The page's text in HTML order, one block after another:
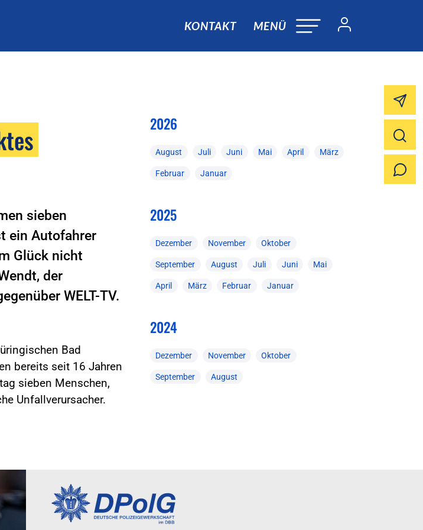
KONTAKT MENÜ
sieben
ein Autofahrer
Glück nicht
der
WELT-TV.
Bad
bereits seit 16 Jahren
sieben Menschen,
Unfallverursacher.
2026
August Juli Juni Mai April März
Februar Januar
2025
Dezember November Oktober
September August Juli Juni Mai
April März Februar Januar
2024
Dezember November Oktober
September August